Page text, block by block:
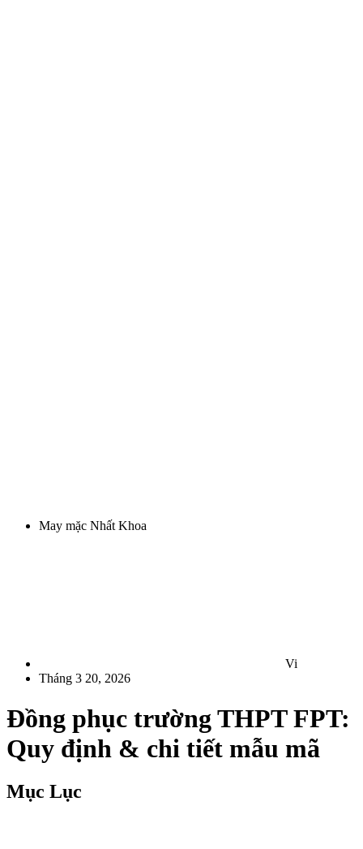
May mặc Nhất Khoa
Vi
Tháng 3 20, 2026
Đồng phục trường THPT FPT:
Quy định & chi tiết mẫu mã
Mục Lục